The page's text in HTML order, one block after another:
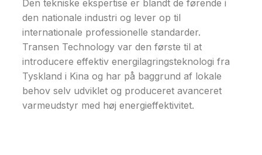
Den tekniske ekspertise er blandt de førende i
den nationale industri og lever op til
internationale professionelle standarder.
Transen Technology var den første til at
introducere effektiv energilagringsteknologi fra
Tyskland i Kina og har på baggrund af lokale
behov selv udviklet og produceret avanceret
varmeudstyr med høj energieffektivitet.